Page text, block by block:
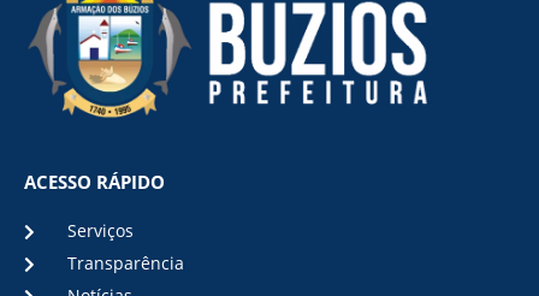
ACESSO RÁPIDO
Serviços
Transparência